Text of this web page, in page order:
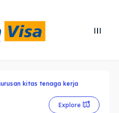
kitas tenaga kerja
Explore